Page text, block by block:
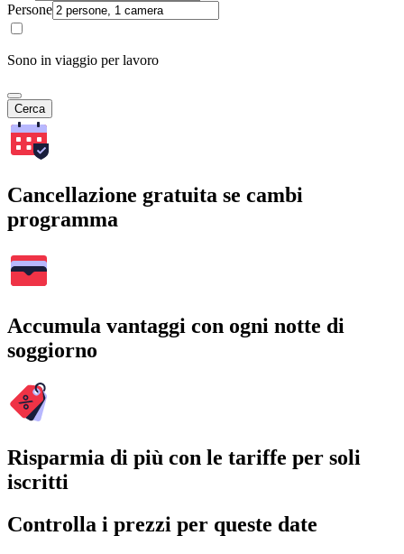
Persone
Sono in viaggio per lavoro
Cerca
Cancellazione gratuita se cambi
programma
Accumula vantaggi con ogni notte di
soggiorno
Risparmia di più con le tariffe per soli
iscritti
Controlla i prezzi per queste date